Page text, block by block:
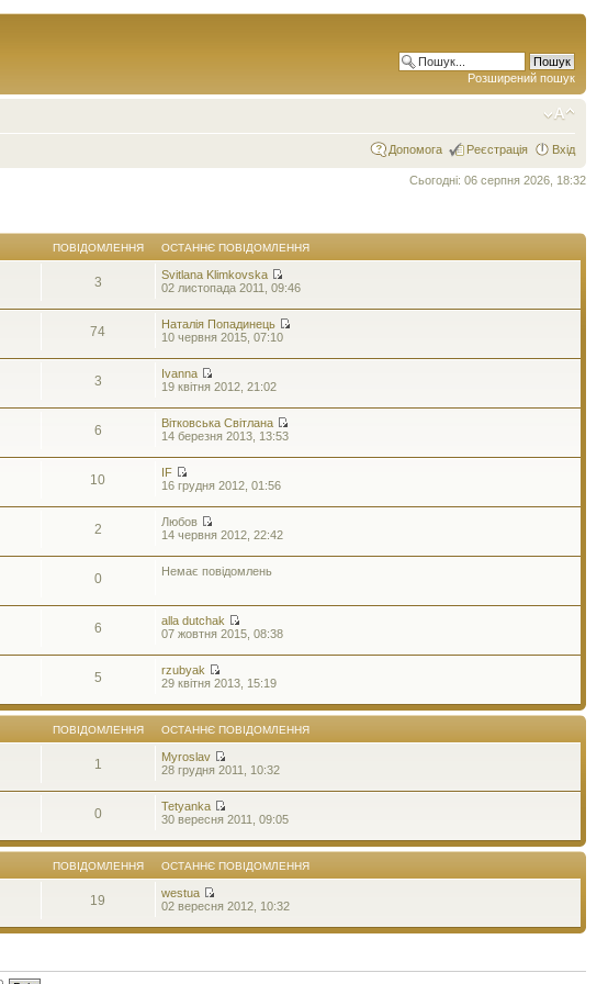
Розширений пошук
Допомога Реєстрація Вхід
Сьогодні: 06 серпня 2026, 18:32
ПОВІДОМЛЕННЯ ОСТАННЄ ПОВІДОМЛЕННЯ
3
Svitlana Klimkovska
02 листопада 2011, 09:46
74
Наталія Попадинець
10 червня 2015, 07:10
3
Ivanna
19 квітня 2012, 21:02
6
Вітковська Світлана
14 березня 2013, 13:53
10
IF
16 грудня 2012, 01:56
2
Любов
14 червня 2012, 22:42
0 Немає повідомлень
6
alla dutchak
07 жовтня 2015, 08:38
5
rzubyak
29 квітня 2013, 15:19
ПОВІДОМЛЕННЯ ОСТАННЄ ПОВІДОМЛЕННЯ
1
Myroslav
28 грудня 2011, 10:32
0
Tetyanka
30 вересня 2011, 09:05
ПОВІДОМЛЕННЯ ОСТАННЄ ПОВІДОМЛЕННЯ
19
westua
02 вересня 2012, 10:32